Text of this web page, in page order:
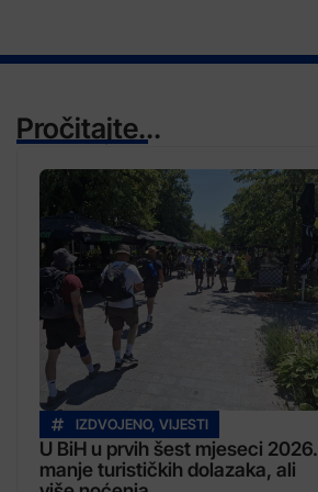
Pročitajte...
IZDVOJENO, VIJESTI
U BiH u prvih šest mjeseci 2026.
manje turističkih dolazaka, ali